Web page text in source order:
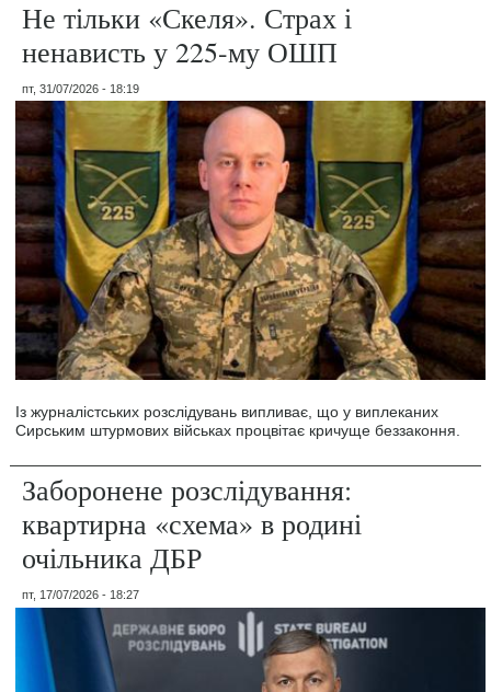
Не тільки «Скеля». Страх і
ненависть у 225-му ОШП
пт, 31/07/2026 - 18:19
Із журналістських розслідувань випливає, що у виплеканих
Сирським штурмових військах процвітає кричуще беззаконня.
Заборонене розслідування:
квартирна «схема» в родині
очільника ДБР
пт, 17/07/2026 - 18:27